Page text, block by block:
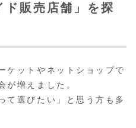
ド販売店舗」を探
ケットやネットショップで
が増えました。
て選びたい」と思う方も多